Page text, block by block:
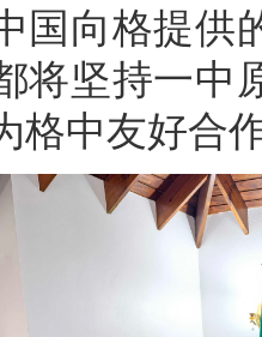
国向格提供
将坚持一中
格中友好合